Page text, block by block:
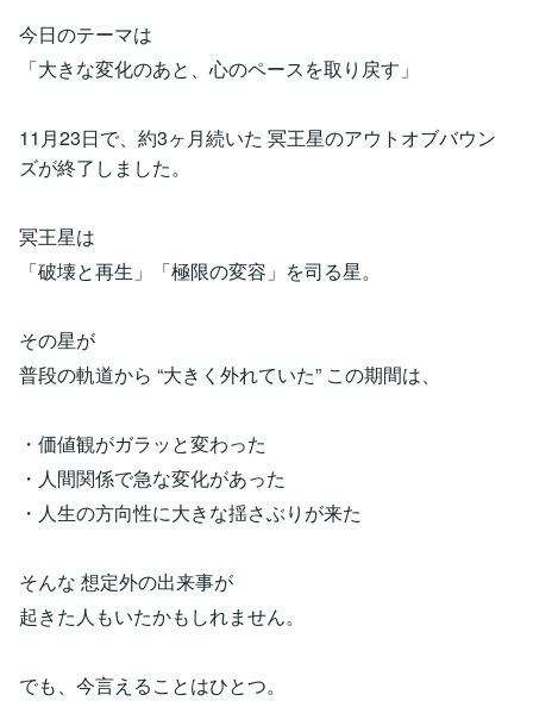
今日のテーマは
「大きな変化のあと、心のペースを取り戻す」
11月23日で、約3ヶ月続いた 冥王星のアウトオブバウン
ズが終了しました。
冥王星は
「破壊と再生」「極限の変容」を司る星。
その星が
普段の軌道から “大きく外れていた” この期間は、
・価値観がガラッと変わった
・人間関係で急な変化があった
・人生の方向性に大きな揺さぶりが来た
そんな 想定外の出来事が
起きた人もいたかもしれません。
でも、今言えることはひとつ。